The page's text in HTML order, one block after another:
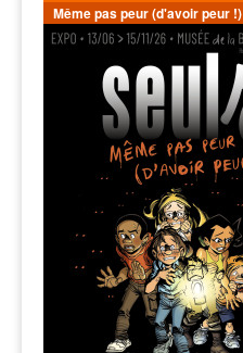
Même pas peur (d'avoir peur !)